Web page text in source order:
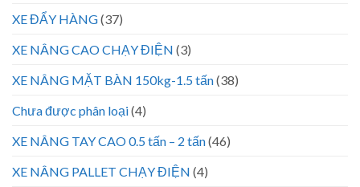
XE ĐẨY HÀNG(37)
XE NÂNG CAO CHẠY ĐIỆN (3)
XE NÂNG MẶT BÀN 150kg-1.5 tấn(38)
Chưa được phân loại(4)
XE NÂNG TAY CAO 0.5 tấn – 2 tấn(46)
XE NÂNG PALLET CHẠY ĐIỆN (4)